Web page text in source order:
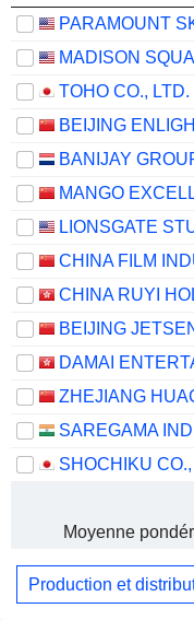
TOHO CO., LTD.
BANIJAY
SAREGAMA
SHOCHIKU CO.,
Moyenne
Production et